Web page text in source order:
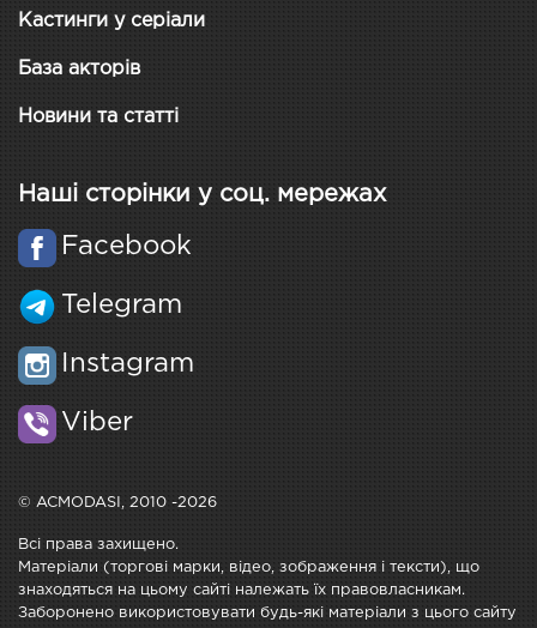
Кастинги у серіали
База акторів
Новини та статті
Наші сторінки у соц. мережах
Facebook
Telegram
Instagram
Viber
© ACMODASI, 2010 -2026
Всі права захищено.
Матеріали (торгові марки, відео, зображення і тексти), що
знаходяться на цьому сайті належать їх правовласникам.
Заборонено використовувати будь-які матеріали з цього сайту